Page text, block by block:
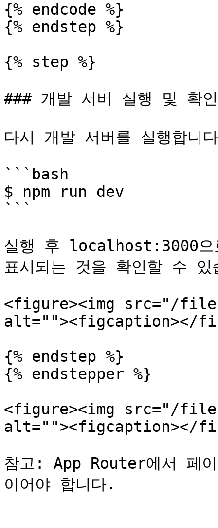
{% endcode %}
{% endstep %}
{% step %}
### 개발 서버 실행 및 확인
다시 개발 서버를 실행합니
```bash
$ npm run dev
```
실행 후 localhost:3000으
표시되는 것을 확인할 수 있
<figure><img src="/
alt=""><figcaption></
{% endstep %}
{% endstepper %}
<figure><img src="/files/
alt=""><figcaption></
참고: App Router에서 페